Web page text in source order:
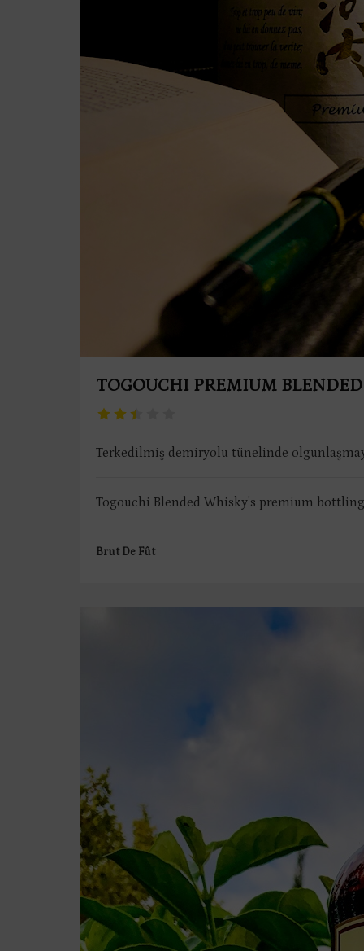
TOGOUCHI PREMIUM
Terkedilmiş demiryolu tünelinde
Togouchi Blended Whisky's premium
Brut De Fût